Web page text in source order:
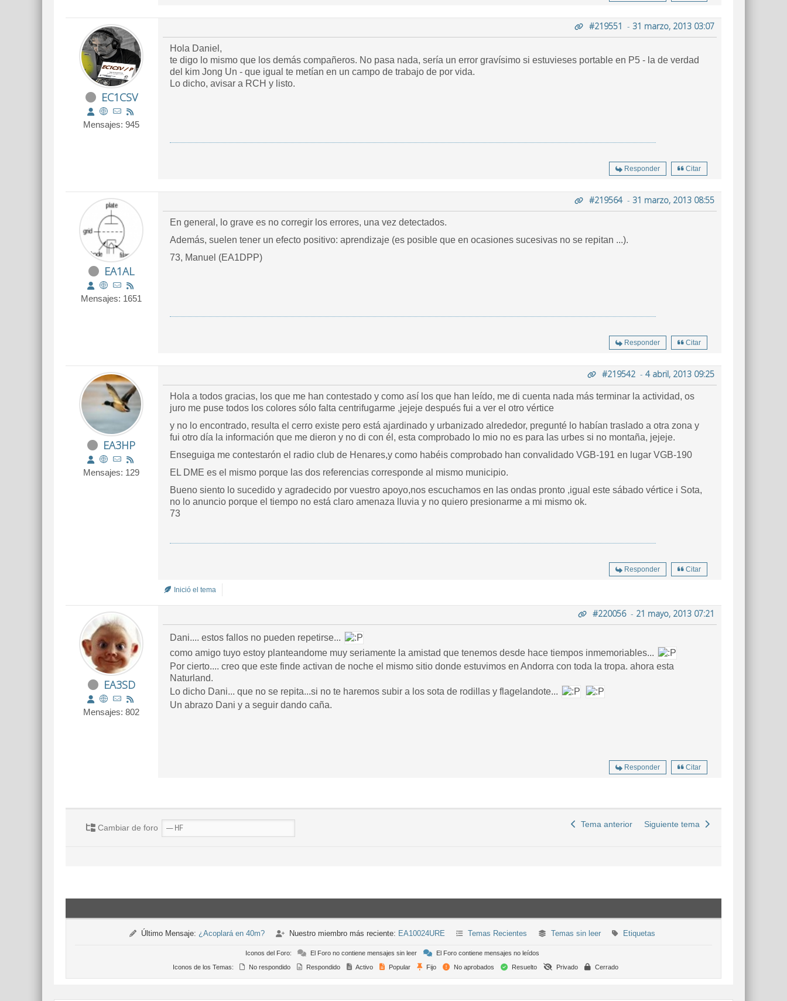
EC1CSV
Mensajes: 945
#219551 - 31 marzo, 2013 03:07
Hola Daniel,
te digo lo mismo que los demás compañeros. No pasa nada, sería un error gravísimo si estuvieses portable en P5 - la de verdad
del kim Jong Un - que igual te metían en un campo de trabajo de por vida.
Lo dicho, avisar a RCH y listo.
Responder Citar
EA1AL
Mensajes: 1651
#219564- 31 marzo, 2013 08:55
En general, lo grave es no corregir los errores, una vez detectados.
Además, suelen tener un efecto positivo: aprendizaje (es posible que en ocasiones sucesivas no se repitan ...).
73, Manuel (EA1DPP)
Responder Citar
EA3HP
Mensajes: 129
#219542 - 4 abril, 2013 09:25
Hola a todos gracias, los que me han contestado y como así los que han leído, me di cuenta nada más terminar la actividad, os
juro me puse todos los colores sólo falta centrifugarme ,jejeje después fui a ver el otro vértice
y no lo encontrado, resulta el cerro existe pero está ajardinado y urbanizado alrededor, pregunté lo habían traslado a otra zona y
fui otro día la información que me dieron y no di con él, esta comprobado lo mio no es para las urbes si no montaña, jejeje.
Enseguiga me contestarón el radio club de Henares,y como habéis comprobado han convalidado VGB-191 en lugar VGB-190
EL DME es el mismo porque las dos referencias corresponde al mismo municipio.
Bueno siento lo sucedido y agradecido por vuestro apoyo,nos escuchamos en las ondas pronto ,igual este sábado vértice i Sota,
no lo anuncio porque el tiempo no está claro amenaza lluvia y no quiero presionarme a mi mismo ok.
73
Responder Citar
Inició el tema
EA3SD
Mensajes: 802
#220056- 21 mayo, 2013 07:21
Dani.... estos fallos no pueden repetirse...
como amigo tuyo estoy planteandome muy seriamente la amistad que tenemos desde hace tiempos inmemoriables...
Por cierto.... creo que este finde activan de noche el mismo sitio donde estuvimos en Andorra con toda la tropa. ahora esta
Naturland.
Lo dicho Dani... que no se repita...si no te haremos subir a los sota de rodillas y flagelandote...
Un abrazo Dani y a seguir dando caña.
Responder Citar
Cambiar de foro Tema anterior Siguiente tema
Último Mensaje: ¿Acoplará en 40m? Nuestro miembro más reciente: EA10024URE Temas Recientes Temas sin leer Etiquetas
Iconos del Foro: El Foro no contiene mensajes sin leer
El Foro contiene mensajes no leídos
Iconos de los Temas:
No respondido Respondido Activo Popular Fijo No aprobados Resuelto Privado Cerrado